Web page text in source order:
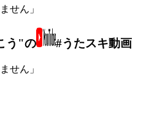
せん」
う"の #うたスキ動画
せん」